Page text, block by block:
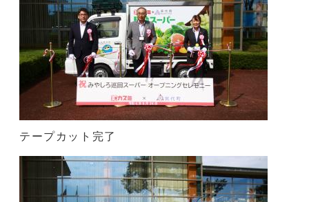
テープカット完了